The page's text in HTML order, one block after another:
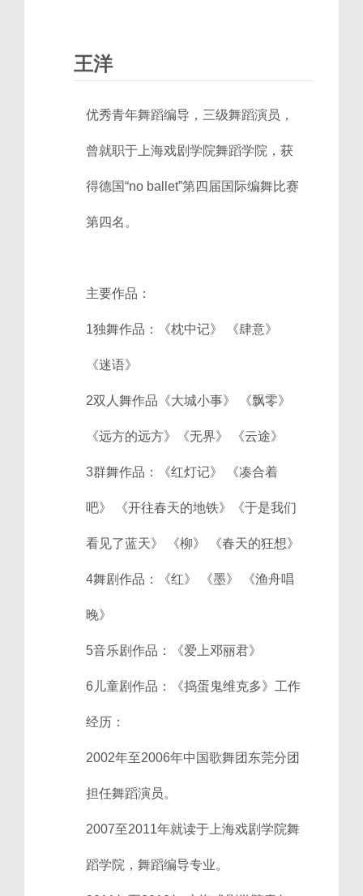
王洋
优秀青年舞蹈编导，三级舞蹈演员，
曾就职于上海戏剧学院舞蹈学院，获
得德国“no ballet”第四届国际编舞比赛
第四名。
主要作品：
1独舞作品：《枕中记》 《肆意》
《迷语》
2双人舞作品《大城小事》 《飘零》
《远方的远方》《无界》 《云途》
3群舞作品：《红灯记》 《凑合着
吧》 《开往春天的地铁》《于是我们
看见了蓝天》 《柳》 《春天的狂想》
4舞剧作品：《红》 《墨》 《渔舟唱
晚》
5音乐剧作品：《爱上邓丽君》
6儿童剧作品：《捣蛋鬼维克多》工作
经历：
2002年至2006年中国歌舞团东莞分团
担任舞蹈演员。
2007至2011年就读于上海戏剧学院舞
蹈学院，舞蹈编导专业。